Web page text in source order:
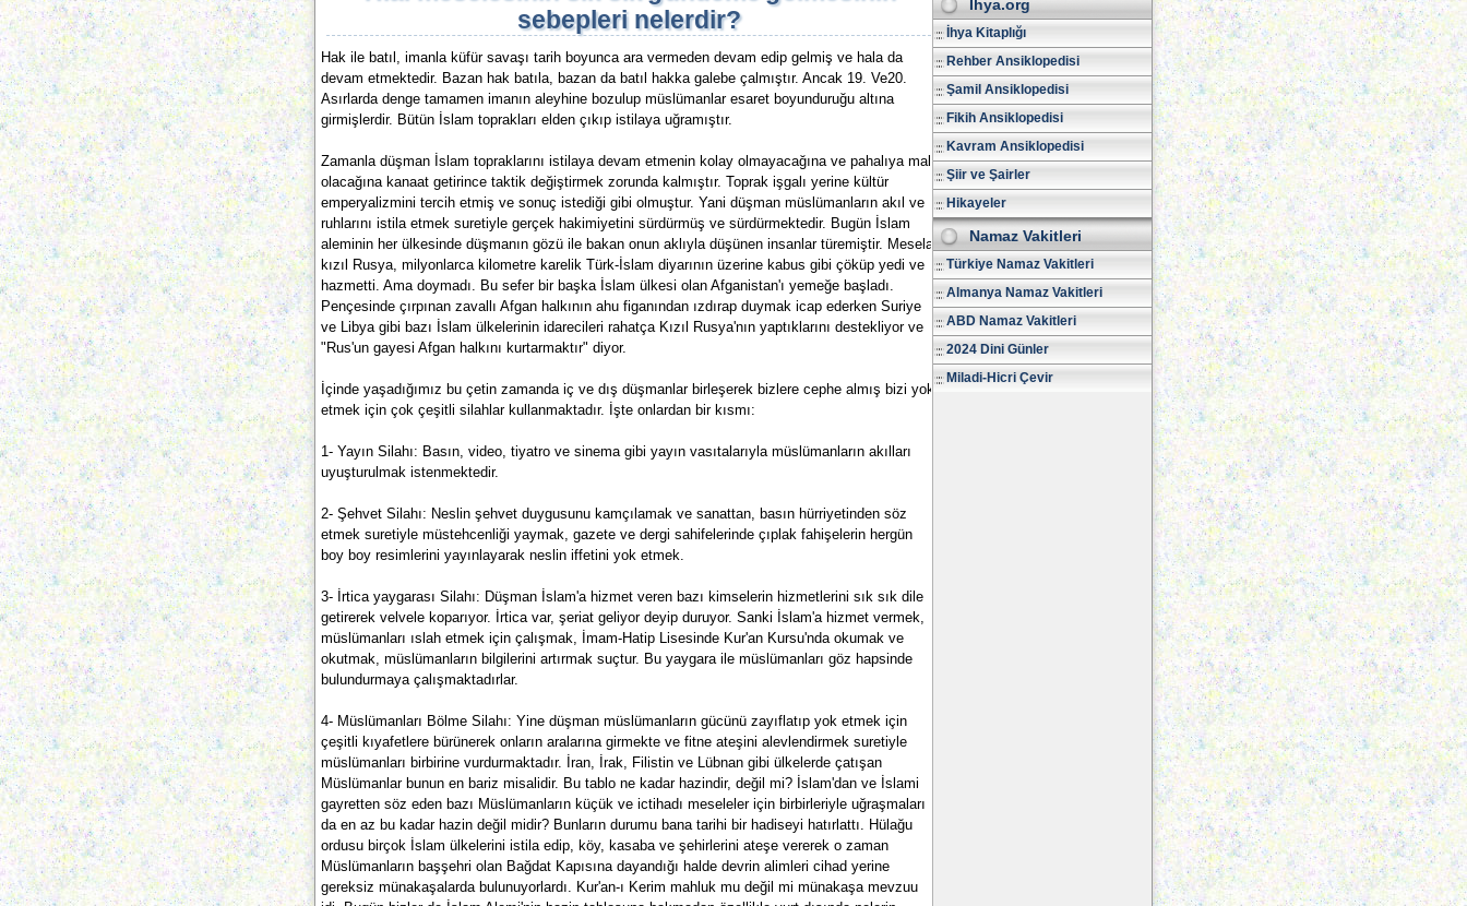
sebepleri nelerdir?
Hak ile batıl, imanla küfür savaşı tarih boyunca ara vermeden devam edip gelmiş ve hala da
devam etmektedir. Bazan hak batıla, bazan da batıl hakka galebe çalmıştır. Ancak 19. Ve20.
Asırlarda denge tamamen imanın aleyhine bozulup müslümanlar esaret boyunduruğu altına
girmişlerdir. Bütün İslam toprakları elden çıkıp istilaya uğramıştır.
Zamanla düşman İslam topraklarını istilaya devam etmenin kolay olmayacağına ve pahalıya mal
olacağına kanaat getirince taktik değiştirmek zorunda kalmıştır. Toprak işgalı yerine kültür
emperyalizmini tercih etmiş ve sonuç istediği gibi olmuştur. Yani düşman müslümanların akıl ve
ruhlarını istila etmek suretiyle gerçek hakimiyetini sürdürmüş ve sürdürmektedir. Bugün İslam
aleminin her ülkesinde düşmanın gözü ile bakan onun aklıyla düşünen insanlar türemiştir. Mesela
kızıl Rusya, milyonlarca kilometre karelik Türk-İslam diyarının üzerine kabus gibi çöküp yedi ve
hazmetti. Ama doymadı. Bu sefer bir başka İslam ülkesi olan Afganistan'ı yemeğe başladı.
Pençesinde çırpınan zavallı Afgan halkının ahu figanından ızdırap duymak icap ederken Suriye
ve Libya gibi bazı İslam ülkelerinin idarecileri rahatça Kızıl Rusya'nın yaptıklarını destekliyor ve
"Rus'un gayesi Afgan halkını kurtarmaktır" diyor.
İçinde yaşadığımız bu çetin zamanda iç ve dış düşmanlar birleşerek bizlere cephe almış bizi yok
etmek için çok çeşitli silahlar kullanmaktadır. İşte onlardan bir kısmı:
1- Yayın Silahı: Basın, video, tiyatro ve sinema gibi yayın vasıtalarıyla müslümanların akılları
uyuşturulmak istenmektedir.
2- Şehvet Silahı: Neslin şehvet duygusunu kamçılamak ve sanattan, basın hürriyetinden söz
etmek suretiyle müstehcenliği yaymak, gazete ve dergi sahifelerinde çıplak fahişelerin hergün
boy boy resimlerini yayınlayarak neslin iffetini yok etmek.
3- İrtica yaygarası Silahı: Düşman İslam'a hizmet veren bazı kimselerin hizmetlerini sık sık dile
getirerek velvele koparıyor. İrtica var, şeriat geliyor deyip duruyor. Sanki İslam'a hizmet vermek,
müslümanları ıslah etmek için çalışmak, İmam-Hatip Lisesinde Kur'an Kursu'nda okumak ve
okutmak, müslümanların bilgilerini artırmak suçtur. Bu yaygara ile müslümanları göz hapsinde
bulundurmaya çalışmaktadırlar.
4- Müslümanları Bölme Silahı: Yine düşman müslümanların gücünü zayıflatıp yok etmek için
çeşitli kıyafetlere bürünerek onların aralarına girmekte ve fitne ateşini alevlendirmek suretiyle
müslümanları birbirine vurdurmaktadır. İran, İrak, Filistin ve Lübnan gibi ülkelerde çatışan
Müslümanlar bunun en bariz misalidir. Bu tablo ne kadar hazindir, değil mi? İslam'dan ve İslami
gayretten söz eden bazı Müslümanların küçük ve ictihadı meseleler için birbirleriyle uğraşmaları
da en az bu kadar hazin değil midir? Bunların durumu bana tarihi bir hadiseyi hatırlattı. Hülağu
ordusu birçok İslam ülkelerini istila edip, köy, kasaba ve şehirlerini ateşe vererek o zaman
Müslümanların başşehri olan Bağdat Kapısına dayandığı halde devrin alimleri cihad yerine
gereksiz münakaşalarda bulunuyorlardı. Kur'an-ı Kerim mahluk mu değil mi münakaşa mevzuu
İhya.org
İhya Kitaplığı
Rehber Ansiklopedisi
Şamil Ansiklopedisi
Fikih Ansiklopedisi
Kavram Ansiklopedisi
Şiir ve Şairler
Hikayeler
Namaz Vakitleri
Türkiye Namaz Vakitleri
Almanya Namaz Vakitleri
ABD Namaz Vakitleri
2024 Dini Günler
Miladi-Hicri Çevir